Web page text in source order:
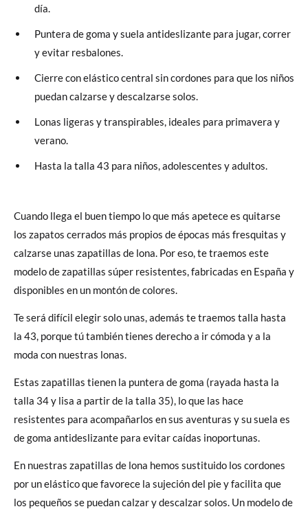
día.
Puntera de goma y suela antideslizante para jugar, correr
y evitar resbalones.
Cierre con elástico central sin cordones para que los niños
puedan calzarse y descalzarse solos.
Lonas ligeras y transpirables, ideales para primavera y
verano.
Hasta la talla 43 para niños, adolescentes y adultos.
Cuando llega el buen tiempo lo que más apetece es quitarse
los zapatos cerrados más propios de épocas más fresquitas y
calzarse unas zapatillas de lona. Por eso, te traemos este
modelo de zapatillas súper resistentes, fabricadas en España y
disponibles en un montón de colores.
Te será difícil elegir solo unas, además te traemos talla hasta
la 43, porque tú también tienes derecho a ir cómoda y a la
moda con nuestras lonas.
Estas zapatillas tienen la puntera de goma (rayada hasta la
talla 34 y lisa a partir de la talla 35), lo que las hace
resistentes para acompañarlos en sus aventuras y su suela es
de goma antideslizante para evitar caídas inoportunas.
En nuestras zapatillas de lona hemos sustituido los cordones
por un elástico que favorece la sujeción del pie y facilita que
los pequeños se puedan calzar y descalzar solos. Un modelo de